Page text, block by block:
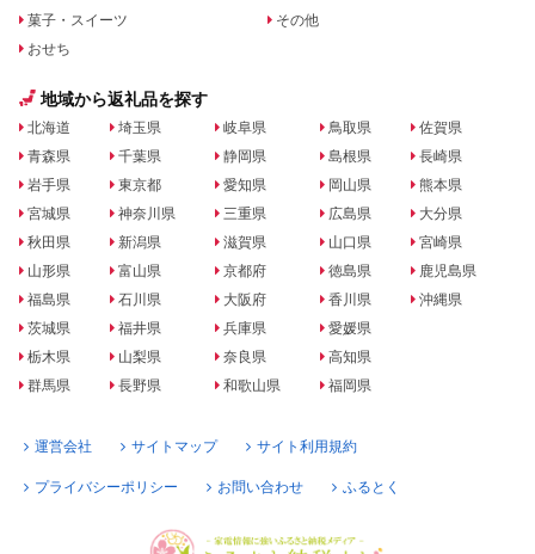
菓子・スイーツ
おせち
その他
地域から返礼品を探す
北海道
青森県
岩手県
宮城県
秋田県
山形県
福島県
茨城県
栃木県
群馬県
埼玉県
千葉県
東京都
神奈川県
新潟県
富山県
石川県
福井県
山梨県
長野県
岐阜県
静岡県
愛知県
三重県
滋賀県
京都府
大阪府
兵庫県
奈良県
和歌山県
鳥取県
島根県
岡山県
広島県
山口県
徳島県
香川県
愛媛県
高知県
福岡県
佐賀県
長崎県
熊本県
大分県
宮崎県
鹿児島県
沖縄県
運営会社 サイトマップ サイト利用規約
プライバシーポリシー お問い合わせ ふるとく